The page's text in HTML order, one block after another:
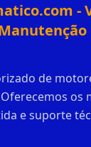
-
de
os
e suporte